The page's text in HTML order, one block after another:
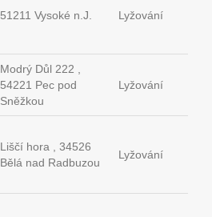
51211 Vysoké n.J. Lyžování
Modrý Důl 222 ,
54221 Pec pod
Sněžkou
Lyžování
Liščí hora , 34526
Bělá nad Radbuzou
Lyžování